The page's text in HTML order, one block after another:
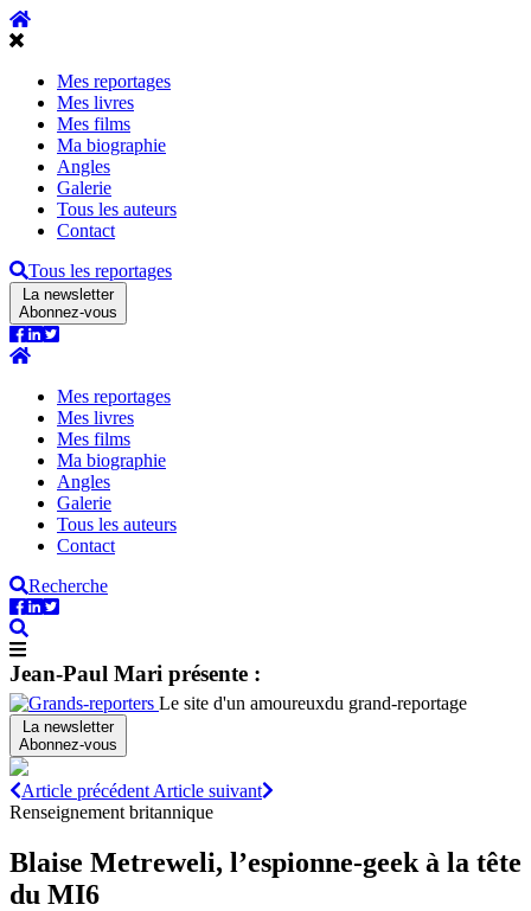
Mes reportages
Mes livres
Mes films
Ma biographie
Angles
Galerie
Tous les auteurs
Contact
Tous les reportages
La newsletter
Abonnez-vous
Mes reportages
Mes livres
Mes films
Ma biographie
Angles
Galerie
Tous les auteurs
Contact
Recherche
Jean-Paul Mari présente :
Le site d'un amoureuxdu grand-reportage
La newsletter
Abonnez-vous
Article précédent Article suivant
Renseignement britannique
Blaise Metreweli, l’espionne-geek à la tête
du MI6